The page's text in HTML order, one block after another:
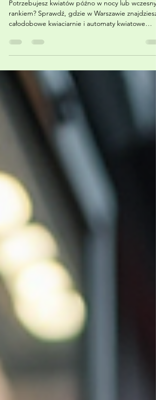
Warszawie
Potrzebujesz kwiatów późno w nocy lub
całodobowe kwiaciarnie i automaty kwiatowe
działające 24 godziny na dobę!